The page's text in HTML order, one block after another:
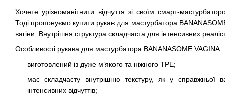
Хочете урізноманітнити відчуття зі своїм смарт-
Тоді пропонуємо купити рукав для мастурбатора
вагіни. Внутрішня структура складчаста для інтенсивних
Особливості рукава для мастурбатора BANANASOME VAGINA:
виготовлений із дуже м’якого та ніжного TPE;
має складчасту внутрішню текстуру, як у справжньої
інтенсивних відчуттів;